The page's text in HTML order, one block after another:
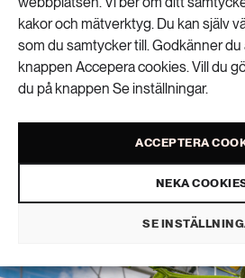
kakor och mätverktyg. Du kan själv
som du samtycker till. Godkänner du
knappen Accepera cookies. Vill du
du på knappen Se inställningar.
ACCEPTERA
NEKA
SE
tak kan bli
växthus
MAT & JORDBRUK
PUBLICERAD 10 JUNI 2026 • UPPDATERAD: